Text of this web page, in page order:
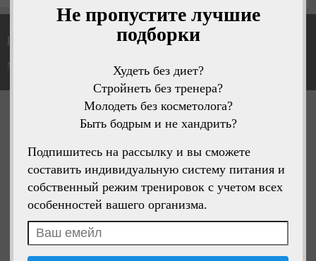
Не пропустите лучшие
подборки
Худеть без диет?
Стройнеть без тренера?
Молодеть без косметолога?
Быть бодрым и не хандрить?
Подпишитесь на рассылку и вы сможете
составить индивидуальную систему питания и
собственный режим тренировок с учетом всех
особенностей вашего организма.
Политика конфиденциальности
Мегаздоров © 2026